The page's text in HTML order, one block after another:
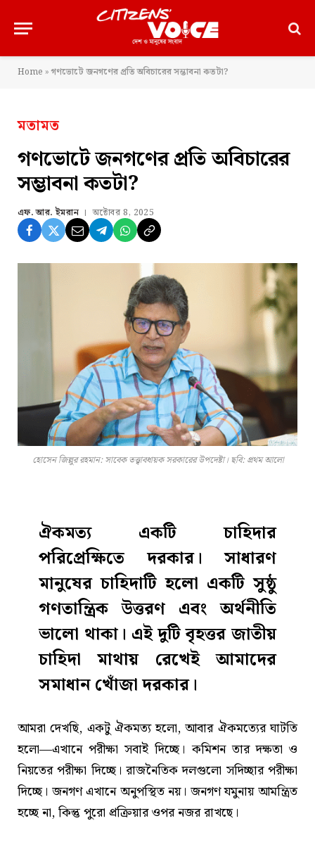
Home »গণভোটে জনগণের প্রতি অবিচারের সম্ভাবনা কতটা?
মতামত
গণভোটে জনগণের প্রতি অবিচারের
সম্ভাবনা কতটা?
এফ. আর. ইমরান অক্টোবর 8, 2025
হোসেন জিল্লুর রহমান: সাবেক তত্ত্বাবধায়ক সরকারের উপদেষ্টা। ছবি: প্রথম আলো
ঐকমত্য একটি চাহিদার
পরিপ্রেক্ষিতে দরকার। সাধারণ
মানুষের চাহিদাটি হলো একটি সুষ্ঠু
গণতান্ত্রিক উত্তরণ এবং অর্থনীতি
ভালো থাকা। এই দুটি বৃহত্তর জাতীয়
চাহিদা মাথায় রেখেই আমাদের
সমাধান খোঁজা দরকার।
আমরা দেখছি, একটু ঐকমত্য হলো, আবার ঐকমত্যের ঘাটতি
হলো—এখানে পরীক্ষা সবাই দিচ্ছে। কমিশন তার দক্ষতা ও
নিয়তের পরীক্ষা দিচ্ছে। রাজনৈতিক দলগুলো সদিচ্ছার পরীক্ষা
দিচ্ছে। জনগণ এখানে অনুপস্থিত নয়। জনগণ যমুনায় আমন্ত্রিত
হচ্ছে না, কিন্তু পুরো প্রক্রিয়ার ওপর নজর রাখছে।